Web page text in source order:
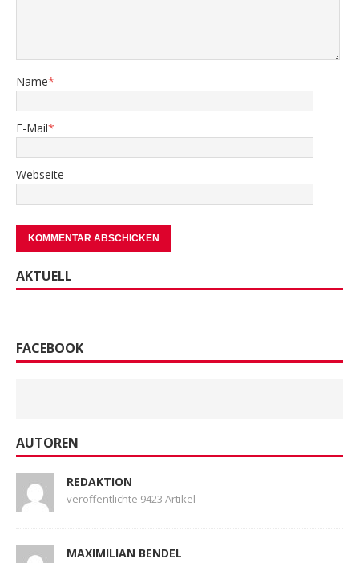
Name*
E-Mail*
Webseite
AKTUELL
FACEBOOK
AUTOREN
REDAKTION
veröffentlichte 9423 Artikel
MAXIMILIAN BENDEL